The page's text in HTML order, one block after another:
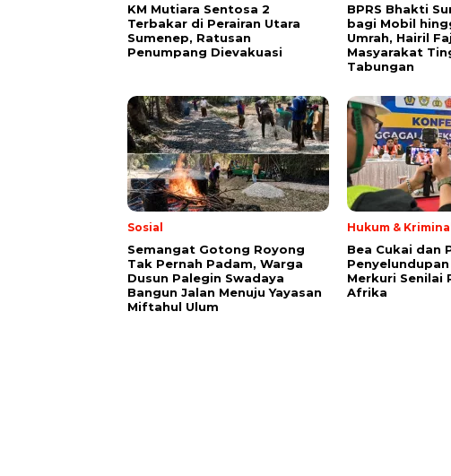
KM Mutiara Sentosa 2
Terbakar di Perairan Utara
Sumenep, Ratusan
Penumpang Dievakuasi
BPRS Bhakti
bagi Mobil
Umrah, Hairil
Masyarakat
Tabungan
Sosial
Semangat Gotong Royong
Tak Pernah Padam, Warga
Dusun Palegin Swadaya
Bangun Jalan Menuju Yayasan
Miftahul Ulum
Hukum & Kriminal
Bea Cukai dan
Merkuri Senilai
Afrika